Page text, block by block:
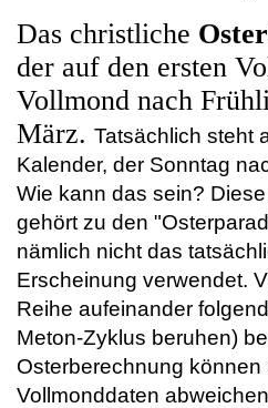
Das christliche
der auf den ersten
Vollmond nach
März. Tatsächlich steht
Kalender, der Sonntag
Wie kann das sein?
gehört zu den
nämlich nicht das
Erscheinung verwendet.
Reihe aufeinander
Meton-Zyklus beruhen)
Osterberechnung
Vollmonddaten